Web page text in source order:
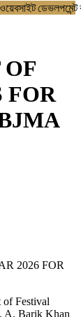
ওয়েবসাইট
OF
FOR
2026 FOR
of Festival
A. Barik Khan